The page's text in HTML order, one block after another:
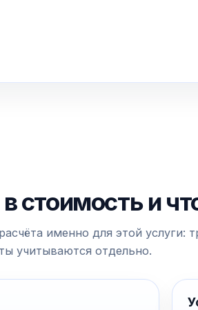
стоимость и
именно для этой услуги:
учитываются отдельно.